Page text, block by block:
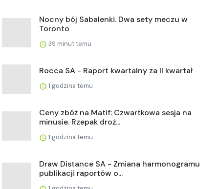
Nocny bój Sabalenki. Dwa sety meczu w
Toronto
39 minut temu
Rocca SA - Raport kwartalny za II kwartał
1 godzina temu
Ceny zbóż na Matif: Czwartkowa sesja na
minusie. Rzepak droż...
1 godzina temu
Draw Distance SA - Zmiana harmonogramu
publikacji raportów o...